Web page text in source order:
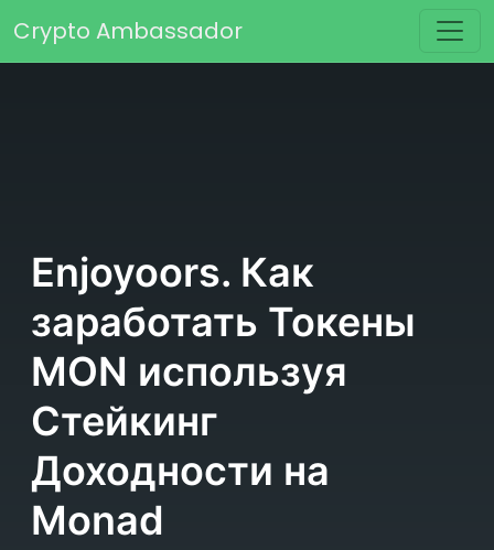
Основная навигация
Crypto Ambassador
Enjoyoors. Как
заработать Токены
MON используя
Стейкинг
Доходности на
Monad